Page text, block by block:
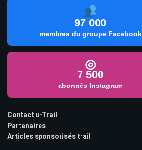
97 000
membres du groupe Facebook
◎
7 500
abonnés Instagram
Contact u-Trail
Partenaires
Articles sponsorisés trail